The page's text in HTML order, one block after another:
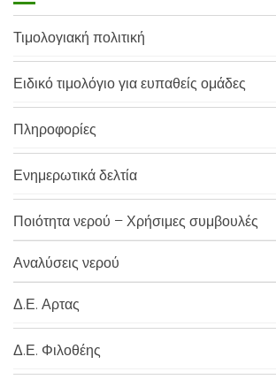
Τιμολογιακή πολιτική
Ειδικό τιμολόγιο για ευπαθείς ομάδες
Πληροφορίες
Ενημερωτικά δελτία
Ποιότητα νερού – Χρήσιμες συμβουλές
Αναλύσεις νερού
Δ.Ε. Αρτας
Δ.Ε. Φιλοθέης